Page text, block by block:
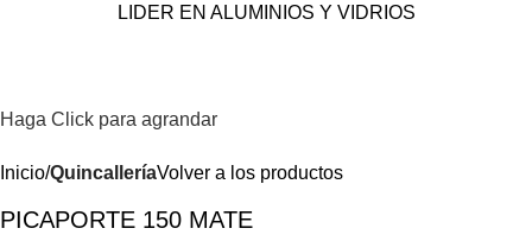
LIDER EN ALUMINIOS Y VIDRIOS
Haga Click para agrandar
Inicio QuincalleríaVolver a los productos
PICAPORTE 150 MATE